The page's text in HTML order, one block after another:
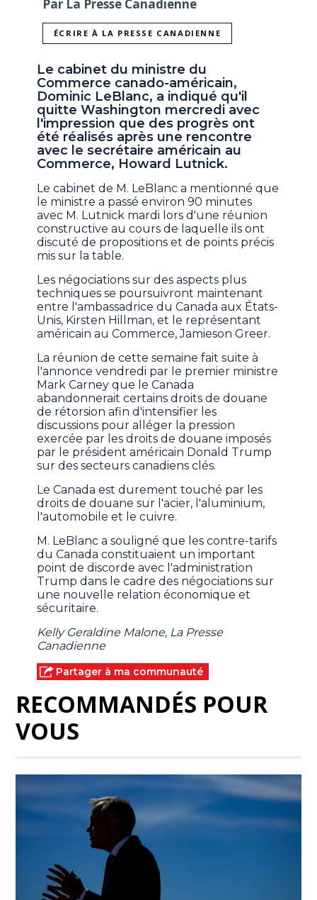
Par La Presse Canadienne
ÉCRIRE À LA PRESSE CANADIENNE
Le cabinet du ministre du
Commerce canado-américain,
Dominic LeBlanc, a indiqué qu'il
quitte Washington mercredi avec
l'impression que des progrès ont
été réalisés après une rencontre
avec le secrétaire américain au
Commerce, Howard Lutnick.
Le cabinet de M. LeBlanc a mentionné que
le ministre a passé environ 90 minutes
avec M. Lutnick mardi lors d'une réunion
constructive au cours de laquelle ils ont
discuté de propositions et de points précis
mis sur la table.
Les négociations sur des aspects plus
techniques se poursuivront maintenant
entre l'ambassadrice du Canada aux États-
Unis, Kirsten Hillman, et le représentant
américain au Commerce, Jamieson Greer.
La réunion de cette semaine fait suite à
l'annonce vendredi par le premier ministre
Mark Carney que le Canada
abandonnerait certains droits de douane
de rétorsion afin d'intensifier les
discussions pour alléger la pression
exercée par les droits de douane imposés
par le président américain Donald Trump
sur des secteurs canadiens clés.
Le Canada est durement touché par les
droits de douane sur l'acier, l'aluminium,
l'automobile et le cuivre.
M. LeBlanc a souligné que les contre-tarifs
du Canada constituaient un important
point de discorde avec l'administration
Trump dans le cadre des négociations sur
une nouvelle relation économique et
sécuritaire.
Kelly Geraldine Malone, La Presse
Canadienne
Partager à ma communauté
RECOMMANDÉS POUR
VOUS